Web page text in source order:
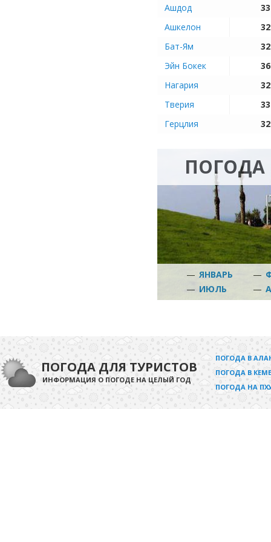
Ашдод
Ашкелон
Бат-Ям
Эйн Бокек
Нагария
Тверия
Герцлия
— ЯНВАРЬ —
— ИЮЛЬ —
ПОГОДА ДЛЯ ТУРИСТОВ
ИНФОРМАЦИЯ О ПОГОДЕ НА ЦЕЛЫЙ ГОД
ПОГОДА В
ПОГОДА В
ПОГОДА НА